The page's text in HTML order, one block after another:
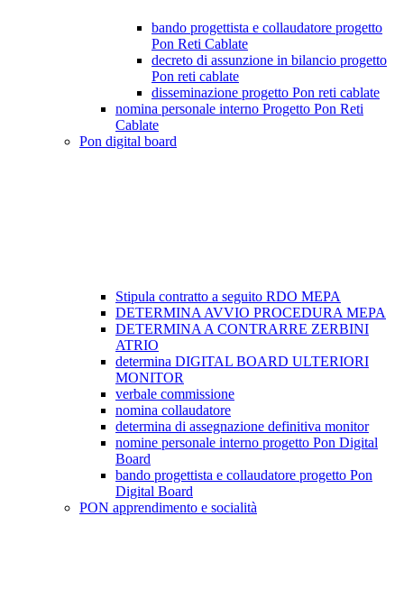
bando progettista e collaudatore progetto
Pon Reti Cablate
decreto di assunzione in bilancio progetto
Pon reti cablate
disseminazione progetto Pon reti cablate
nomina personale interno Progetto Pon Reti
Cablate
Pon digital board
Stipula contratto a seguito RDO MEPA
DETERMINA AVVIO PROCEDURA MEPA
DETERMINA A CONTRARRE ZERBINI
ATRIO
determina DIGITAL BOARD ULTERIORI
MONITOR
verbale commissione
nomina collaudatore
determina di assegnazione definitiva monitor
nomine personale interno progetto Pon Digital
Board
bando progettista e collaudatore progetto Pon
Digital Board
PON apprendimento e socialità